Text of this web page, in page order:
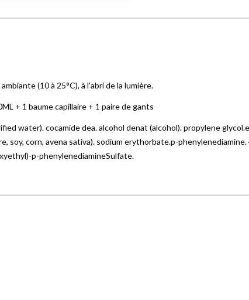
(10 à 25°C), à l'abri de la lumière.
+ 1 baume capillaire + 1 paire de gants
water). cocamide dea. alcohol denat (alcohol). propylene
soy, corn, avena sativa). sodium erythorbate.p-
p-phenylenediamineSulfate.